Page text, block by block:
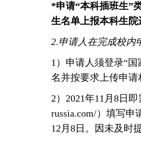
*申请“本科插班生”
生名单上报本科生院
2.申请人在完成校内
1 ）申请人须登录“国
名并按要求上传申
2） 2021年11 月 8日
russia.com/）填写申
12 月 8日。因未及时